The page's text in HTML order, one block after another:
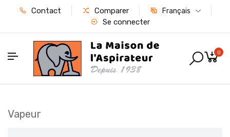
Contact Comparer Français
Se connecter
0
Vapeur